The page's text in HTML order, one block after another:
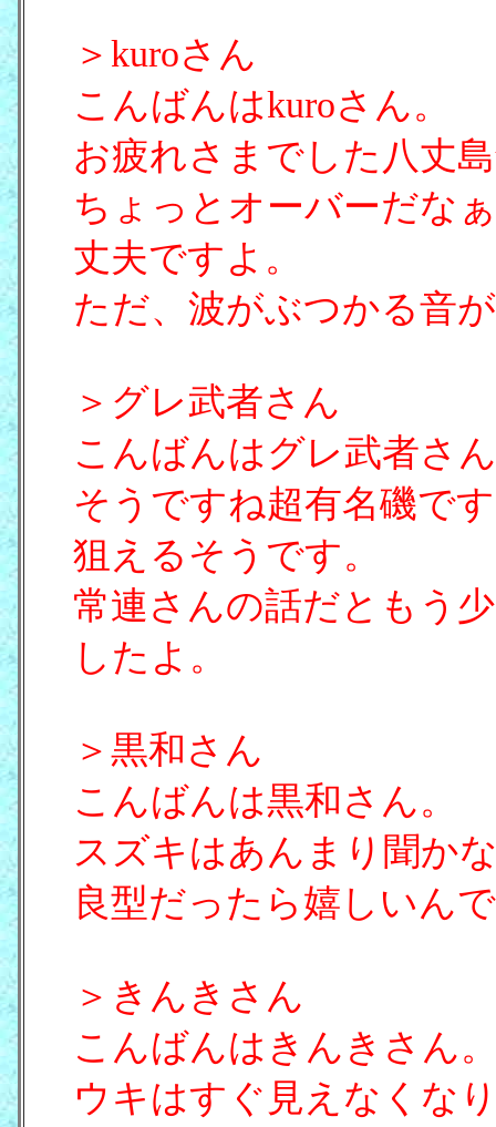
＞kuroさん
こんばんはkuroさん。
お疲れさまでした八丈
ちょっとオーバーだな
丈夫ですよ。
ただ、波がぶつかる音
＞グレ武者さん
こんばんはグレ武者さ
そうですね超有名磯で
狙えるそうです。
常連さんの話だともう
したよ。
＞黒和さん
こんばんは黒和さん。
スズキはあんまり聞か
良型だったら嬉しいん
＞きんきさん
こんばんはきんきさん
ウキはすぐ見えなくな